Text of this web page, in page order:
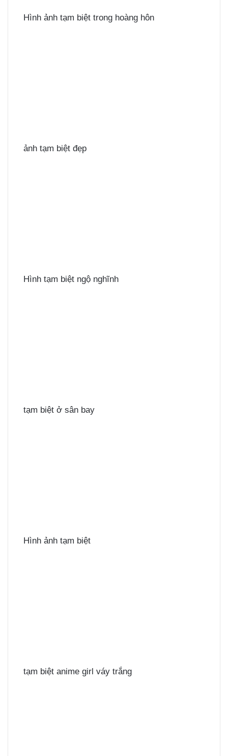
Hình ảnh tạm biệt trong hoàng hôn
ảnh tạm biệt đẹp
Hình tạm biệt ngộ nghĩnh
tạm biệt ở sân bay
Hình ảnh tạm biệt
tạm biệt anime girl váy trắng